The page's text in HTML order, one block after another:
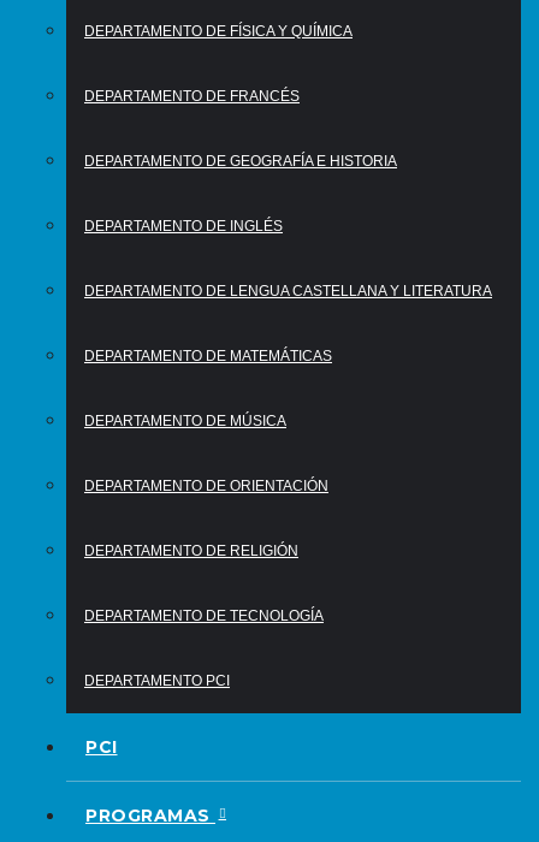
DEPARTAMENTO DE FÍSICA Y QUÍMICA
DEPARTAMENTO DE FRANCÉS
DEPARTAMENTO DE GEOGRAFÍA E HISTORIA
DEPARTAMENTO DE INGLÉS
DEPARTAMENTO DE LENGUA CASTELLANA Y LITERATURA
DEPARTAMENTO DE MATEMÁTICAS
DEPARTAMENTO DE MÚSICA
DEPARTAMENTO DE ORIENTACIÓN
DEPARTAMENTO DE RELIGIÓN
DEPARTAMENTO DE TECNOLOGÍA
DEPARTAMENTO PCI
PCI
PROGRAMAS